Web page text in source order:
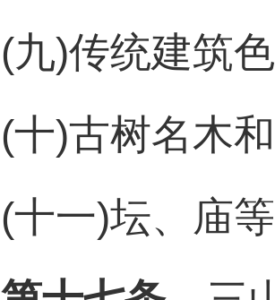
(九)传统建筑
(十)古树名木
(十一)坛、庙